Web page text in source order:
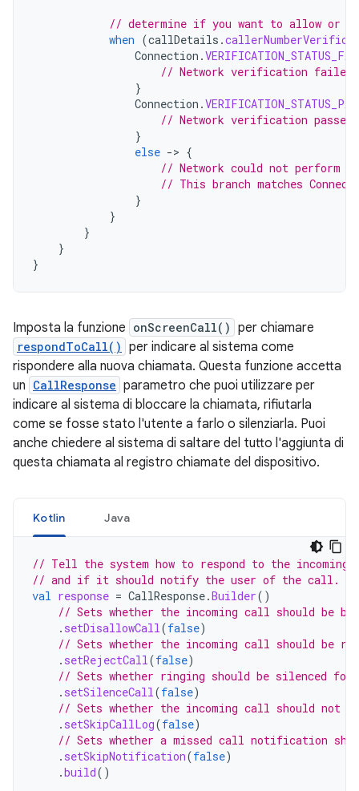
// determine if you want to allow or
when (callDetails .
Connection .
// Network verification
}
Connection .
// Network verification
}
else -> {
// Network could not perform
// This branch matches
}
}
}
}
}
Imposta la funzione onScreenCall() per chiamare
respondToCall() per indicare al sistema come
rispondere alla nuova chiamata. Questa funzione accetta
un CallResponse parametro che puoi utilizzare per
indicare al sistema di bloccare la chiamata, rifiutarla
come se fosse stato l'utente a farlo o silenziarla. Puoi
anche chiedere al sistema di saltare del tutto l'aggiunta di
questa chiamata al registro chiamate del dispositivo.
Kotlin Java
// Tell the system how to respond to the incoming
// and if it should notify the user of the call.
val response = CallResponse.Builder()
// Sets whether the incoming call should be
. setDisallowCall(false)
// Sets whether the incoming call should be
. setRejectCall(false)
// Sets whether ringing should be silenced
. setSilenceCall(false)
// Sets whether the incoming call should not
. setSkipCallLog(false)
// Sets whether a missed call notification
. setSkipNotification(false)
.build()